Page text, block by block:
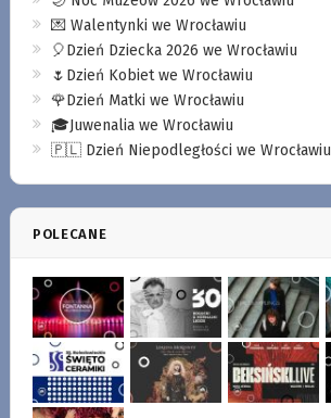
💌 Walentynki we Wrocławiu
🎈Dzień Dziecka 2026 we Wrocławiu
🌷Dzień Kobiet we Wrocławiu
🌹Dzień Matki we Wrocławiu
🎓Juwenalia we Wrocławiu
🇵🇱 Dzień Niepodległości we Wrocławiu
POLECANE